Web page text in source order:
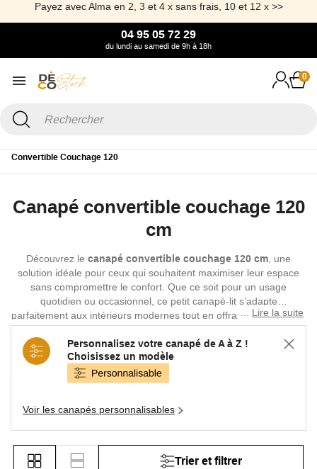
Payez avec Alma en 2, 3 et 4 x sans frais, 10 et 12 x >>
04 95 05 72 29
du lundi au samedi de 9h à 18h
0
Convertible Couchage 120
Canapé convertible couchage 120
cm
Découvrez le canapé convertible couchage 120 cm , une
solution idéale pour ceux qui souhaitent maximiser leur espace
sans compromettre le confort. Que ce soit pour un usage
quotidien ou occasionnel, ce petit canapé-lit s’adapte
parfaitement aux intérieurs modernes tout en offrant un couchage
de qualité. Polyvalent et pratique, il devient le compagnon idéal
des petits espaces comme les studios, chambres d'amis, ou
bureaux transformables en chambre d’appoint.
Lire la suite
Personnalisez votre canapé de A à Z !
Choisissez un modèle
Voir les canapés personnalisables
Trier et filtrer